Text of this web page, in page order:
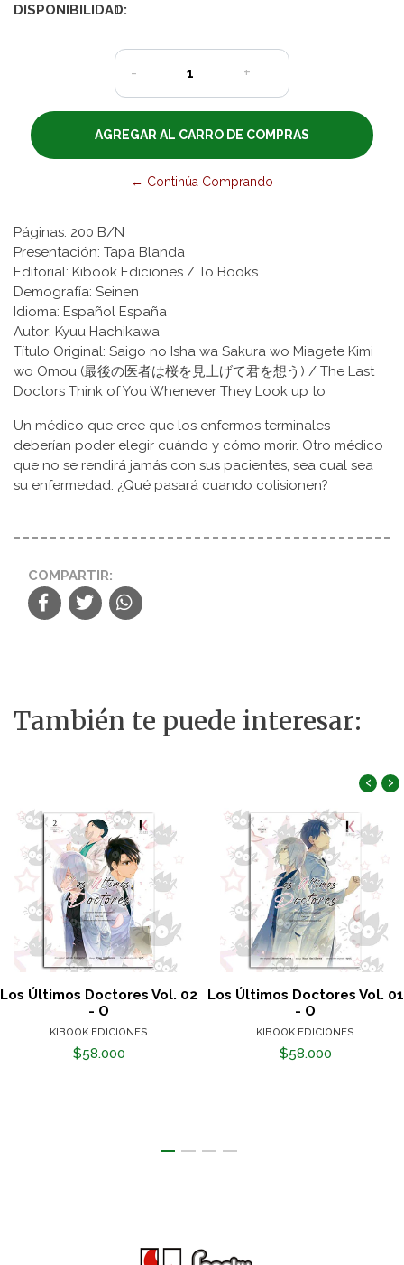
DISPONIBILIDAD:
1
- +
← Continúa Comprando
Páginas: 200 B/N
Presentación: Tapa Blanda
Editorial: Kibook Ediciones / To Books
Demografía: Seinen
Idioma: Español España
Autor: Kyuu Hachikawa
Título Original: Saigo no Isha wa Sakura wo Miagete Kimi
wo Omou (最後の医者は桜を見上げて君を想う) / The Last
Doctors Think of You Whenever They Look up to
Un médico que cree que los enfermos terminales
deberían poder elegir cuándo y cómo morir. Otro médico
que no se rendirá jamás con sus pacientes, sea cual sea
su enfermedad. ¿Qué pasará cuando colisionen?
COMPARTIR:
También te puede interesar:
Los Últimos Doctores Vol. 02
- O
KIBOOK EDICIONES
$58.000
Los Últimos Doctores Vol. 01
- O
KIBOOK EDICIONES
$58.000
‹ ›